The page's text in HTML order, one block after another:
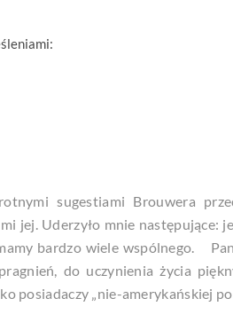
sugestiami Brouwera
jej. Uderzyło mnie następujące:
bardzo wiele wspólnego.
do uczynienia życia
posiadaczy „nie-amerykańskiej